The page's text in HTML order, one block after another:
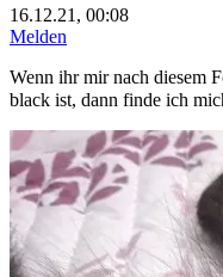
16.12.21, 00:08
Melden
Wenn ihr mir nach diesem
black ist, dann finde ich